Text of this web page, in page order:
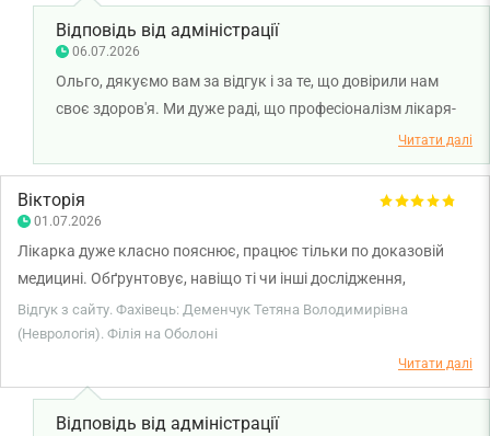
Відповідь від адміністрації
06.07.2026
Ольго, дякуємо вам за відгук і за те, що довірили нам
своє здоров'я. Ми дуже раді, що професіоналізм лікаря-
психіатра Ксенії Любишко допоміг вам впоратися з
проблемою і ви залишилися задоволені результатом
лікування. Бажаємо вам міцного здоров'я!
Читати далі
Вікторія
01.07.2026
Лікарка дуже класно пояснює, працює тільки по доказовій
медицині. Обґрунтовує, навіщо ті чи інші дослідження,
коментуючи їх після проведення. Все топчик, звертаюся не
перший раз саме до неї та раджу іншим :)
Відгук з сайту. Фахівець: Деменчук Тетяна Володимирівна
(Неврологія). Філія на Оболоні
Читати далі
Відповідь від адміністрації